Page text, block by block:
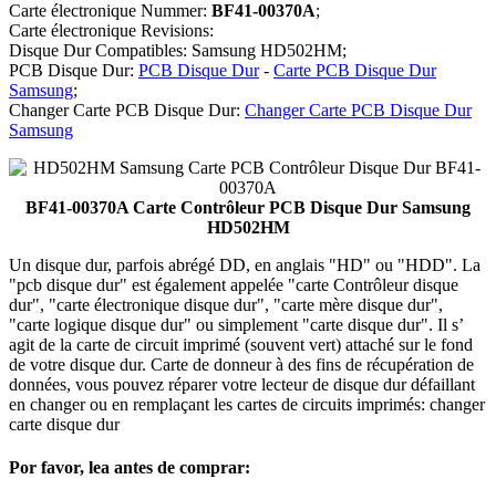
Carte électronique Nummer: BF41-00370A;
Carte électronique Revisions:
Disque Dur Compatibles: Samsung HD502HM;
PCB Disque Dur: PCB Disque Dur- Carte PCB Disque Dur
Samsung;
Changer Carte PCB Disque Dur: Changer Carte PCB Disque Dur
Samsung
BF41-00370A Carte Contrôleur PCB Disque Dur Samsung
HD502HM
Un disque dur, parfois abrégé DD, en anglais "HD" ou "HDD". La
"pcb disque dur" est également appelée "carte Contrôleur disque
dur", "carte électronique disque dur", "carte mère disque dur",
"carte logique disque dur" ou simplement "carte disque dur". Il s’
agit de la carte de circuit imprimé (souvent vert) attaché sur le fond
de votre disque dur. Carte de donneur à des fins de récupération de
données, vous pouvez réparer votre lecteur de disque dur défaillant
en changer ou en remplaçant les cartes de circuits imprimés: changer
carte disque dur
Por favor, lea antes de comprar: